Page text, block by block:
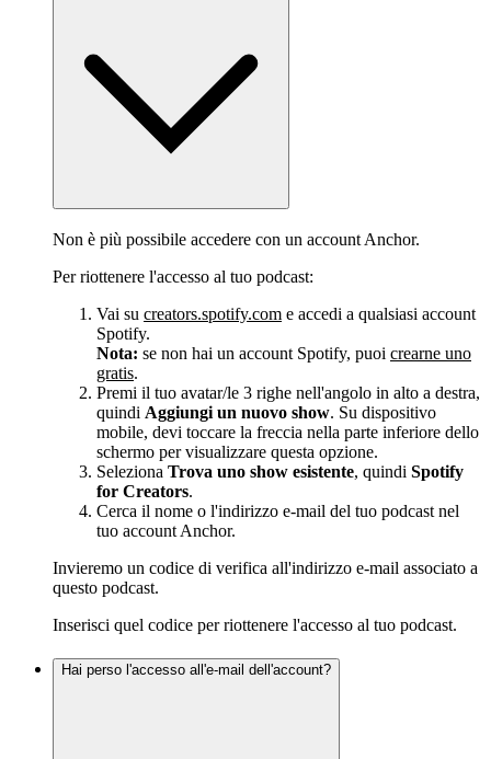
Non è più possibile accedere con un account Anchor.
Per riottenere l'accesso al tuo podcast:
Vai su creators.spotify.com e accedi a qualsiasi account
Spotify.
Nota: se non hai un account Spotify, puoi crearne uno
gratis.
Premi il tuo avatar/le 3 righe nell'angolo in alto a destra,
quindi Aggiungi un nuovo show. Su dispositivo
mobile, devi toccare la freccia nella parte inferiore dello
schermo per visualizzare questa opzione.
Seleziona Trova uno show esistente, quindi Spotify
for Creators.
Cerca il nome o l'indirizzo e-mail del tuo podcast nel
tuo account Anchor.
Invieremo un codice di verifica all'indirizzo e-mail associato a
questo podcast.
Inserisci quel codice per riottenere l'accesso al tuo podcast.
Hai perso l'accesso all'e-mail dell'account?